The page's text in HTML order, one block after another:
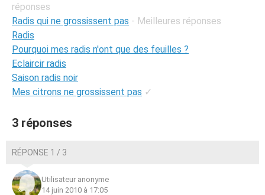
réponses
Radis qui ne grossissent pas - Meilleures réponses
Radis
Pourquoi mes radis n'ont que des feuilles ?
Eclaircir radis
Saison radis noir
Mes citrons ne grossissent pas ✓
3 réponses
RÉPONSE 1 / 3
Utilisateur anonyme
14 juin 2010 à 17:05